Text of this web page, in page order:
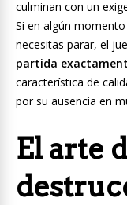
culminan con un
Si en algún
necesitas parar, el
partida
característica de
por su ausencia en
El arte